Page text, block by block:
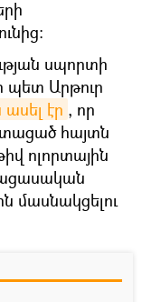
սպորտի
պետ Արթուր
էր , որ
հայտն
ոլորտային
մասնակցելու